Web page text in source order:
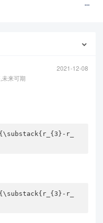
2021-12-08
来可期
r_
r_